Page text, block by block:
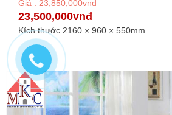
Giá : 23,850,000vnđ
23,500,000vnđ
Kích thước 2160 × 960 × 550mm